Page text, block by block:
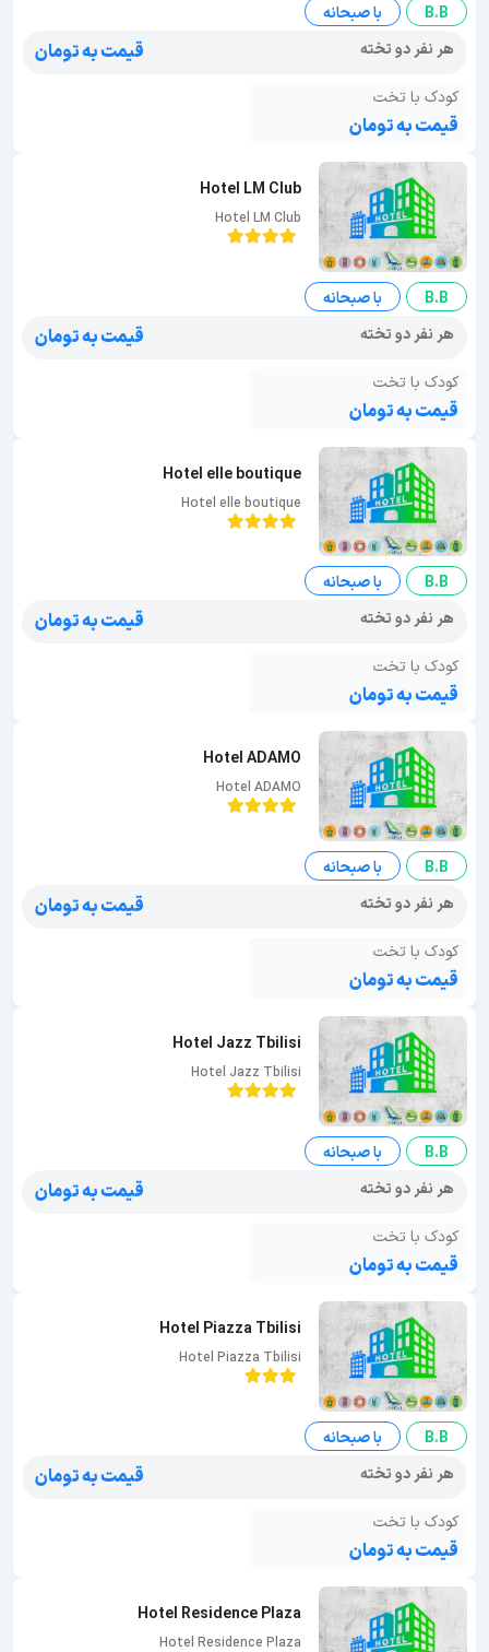
B.B
با صبحانه
هر نفر دو تخته
قیمت به تومان
کودک با تخت
قیمت به تومان
Hotel LM Club
Hotel LM Club
B.B
با صبحانه
هر نفر دو تخته
قیمت به تومان
کودک با تخت
قیمت به تومان
Hotel elle boutique
Hotel elle boutique
B.B
با صبحانه
هر نفر دو تخته
قیمت به تومان
کودک با تخت
قیمت به تومان
Hotel ADAMO
Hotel ADAMO
B.B
با صبحانه
هر نفر دو تخته
قیمت به تومان
کودک با تخت
قیمت به تومان
Hotel Jazz Tbilisi
Hotel Jazz Tbilisi
B.B
با صبحانه
هر نفر دو تخته
قیمت به تومان
کودک با تخت
قیمت به تومان
Hotel Piazza Tbilisi
Hotel Piazza Tbilisi
B.B
با صبحانه
هر نفر دو تخته
قیمت به تومان
کودک با تخت
قیمت به تومان
Hotel Residence Plaza
Hotel Residence Plaza